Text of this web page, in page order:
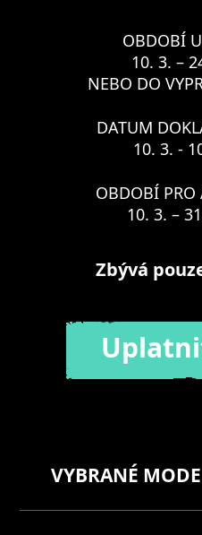
OBDOBÍ
10. 3. –
NEBO DO
DATUM
10. 3. -
OBDOBÍ PRO
10. 3. –
Zbývá
VYBRANÉ